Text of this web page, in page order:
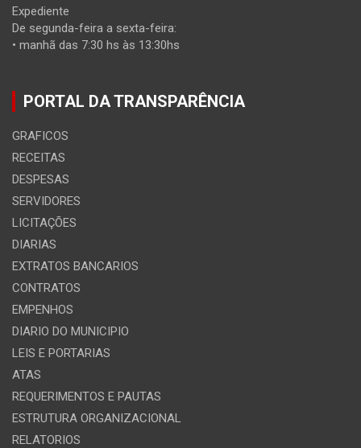
Expediente
De segunda-feira a sexta-feira:
• manhã das 7:30 hs às 13:30hs
PORTAL DA TRANSPARÊNCIA
GRAFICOS
RECEITAS
DESPESAS
SERVIDORES
LICITAÇÕES
DIARIAS
EXTRATOS BANCARIOS
CONTRATOS
EMPENHOS
DIARIO DO MUNICIPIO
LEIS E PORTARIAS
ATAS
REQUERIMENTOS E PAUTAS
ESTRUTURA ORGANIZACIONAL
RELATORIOS